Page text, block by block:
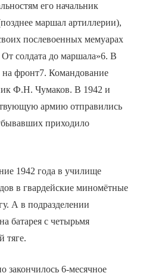
его начальник
маршал артиллерии),
послевоенных мемуарах
солдата до маршала»6. В
фронт7. Командование
Ф.Н. Чумаков. В 1942 и
армию отправились
приходило
1942 года в училище
в гвардейские миномётные
А в подразделении
батарея с четырьмя
тяге.
закончилось 6-месячное